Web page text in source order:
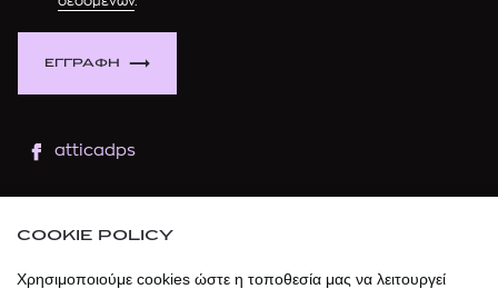
ΕΓΓΡΑΦΗ
atticadps
atticadps
COOKIE POLICY
Χρησιμοποιούμε cookies ώστε η τοποθεσία μας να λειτουργεί